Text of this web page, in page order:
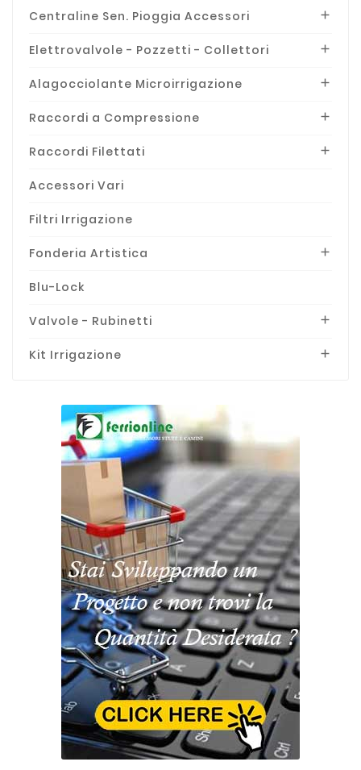
Centraline Sen. Pioggia Accessori 
Elettrovalvole - Pozzetti - Collettori 
Alagocciolante Microirrigazione 
Raccordi a Compressione 
Raccordi Filettati 
Accessori Vari
Filtri Irrigazione
Fonderia Artistica 
Blu-Lock
Valvole - Rubinetti 
Kit Irrigazione 